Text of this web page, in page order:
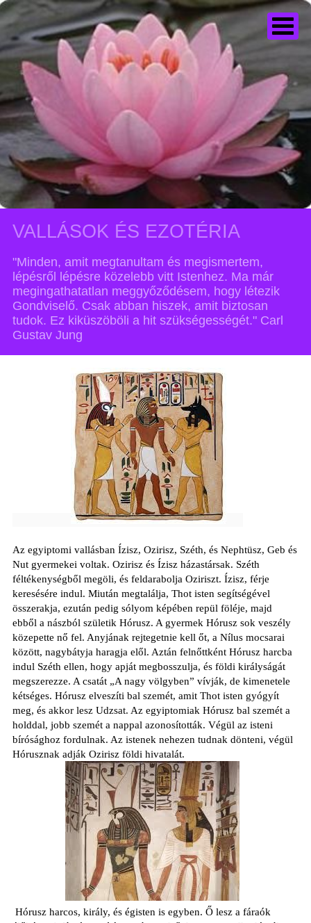
VALLÁSOK ÉS EZOTÉRIA
"Minden, amit megtanultam és megismertem,
lépésről lépésre közelebb vitt Istenhez. Ma már
megingathatatlan meggyőződésem, hogy létezik
Gondviselő. Csak abban hiszek, amit biztosan
tudok. Ez kiküszöböli a hit szükségességét." Carl
Gustav Jung
Az egyiptomi vallásban Ízisz, Ozirisz, Széth, és Nephtüsz, Geb és
Nut gyermekei voltak. Ozirisz és Ízisz házastársak. Széth
féltékenységből megöli, és feldarabolja Oziriszt. Ízisz, férje
keresésére indul. Miután megtalálja, Thot isten segítségével
összerakja, ezután pedig sólyom képében repül föléje, majd
ebből a nászból születik Hórusz. A gyermek Hórusz sok veszély
közepette nő fel. Anyjának rejtegetnie kell őt, a Nílus mocsarai
között, nagybátyja haragja elől. Aztán felnőttként Hórusz harcba
indul Széth ellen, hogy apját megbosszulja, és földi királyságát
megszerezze. A csatát „A nagy völgyben” vívják, de kimenetele
kétséges. Hórusz elveszíti bal szemét, amit Thot isten gyógyít
meg, és akkor lesz Udzsat. Az egyiptomiak Hórusz bal szemét a
holddal, jobb szemét a nappal azonosították. Végül az isteni
bírósághoz fordulnak. Az istenek nehezen tudnak dönteni, végül
Hórusznak adják Ozirisz földi hivatalát.
Hórusz harcos, király, és égisten is egyben. Ő lesz a fáraók